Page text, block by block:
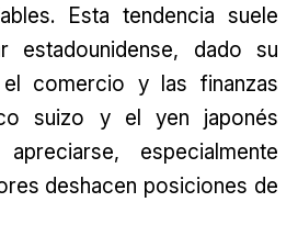
Esta tendencia suele
estadounidense, dado su
comercio y las finanzas
suizo y el yen japonés
especialmente
deshacen posiciones de